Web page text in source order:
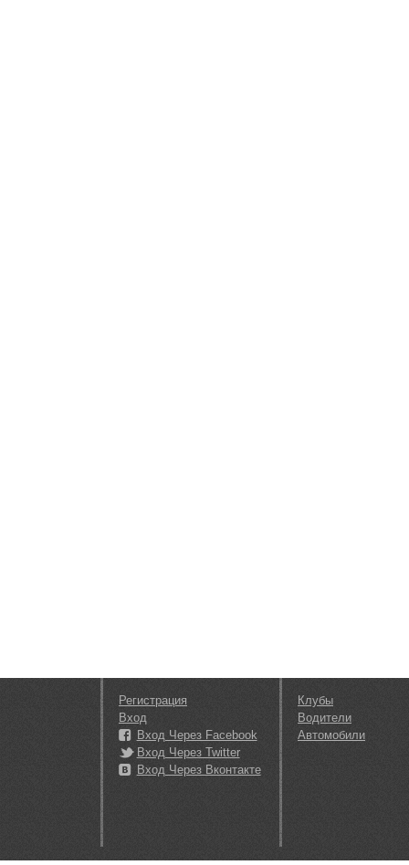
Регистрация
Вход
Вход Через Facebook
Вход Через Twitter
Вход Через Вконтакте
Клубы
Водители
Автомобили